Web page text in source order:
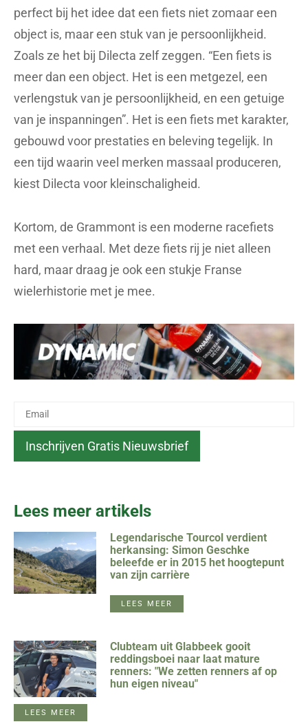
perfect bij het idee dat een fiets niet zomaar een
object is, maar een stuk van je persoonlijkheid.
Zoals ze het bij Dilecta zelf zeggen. “Een fiets is
meer dan een object. Het is een metgezel, een
verlengstuk van je persoonlijkheid, en een getuige
van je inspanningen”. Het is een fiets met karakter,
gebouwd voor prestaties en beleving tegelijk. In
een tijd waarin veel merken massaal produceren,
kiest Dilecta voor kleinschaligheid.
Kortom, de Grammont is een moderne racefiets
met een verhaal. Met deze fiets rij je niet alleen
hard, maar draag je ook een stukje Franse
wielerhistorie met je mee.
Lees meer artikels
Legendarische Tourcol verdient
herkansing: Simon Geschke
beleefde er in 2015 het hoogtepunt
van zijn carrière
LEES MEER
Clubteam uit Glabbeek gooit
reddingsboei naar laat mature
renners: "We zetten renners af op
hun eigen niveau"
LEES MEER